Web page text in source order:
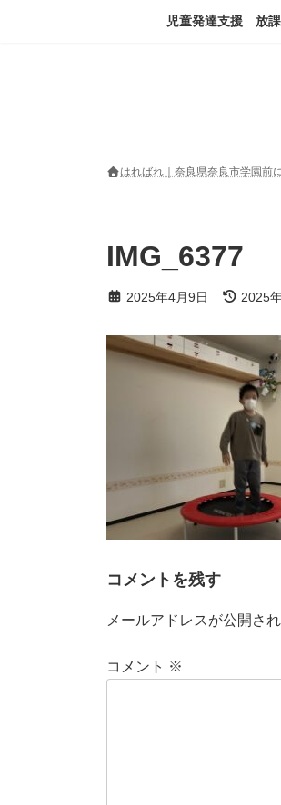
児童発達支援 放
はればれ｜奈良県奈良市学園前
IMG_6377
2025年4月9日
最
終
新
日
時
:
2025
コメントを残す
メールアドレスが公開さ
コメント ※